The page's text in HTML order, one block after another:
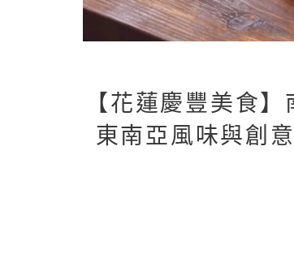
【花蓮慶豐美食
東南亞風味與創